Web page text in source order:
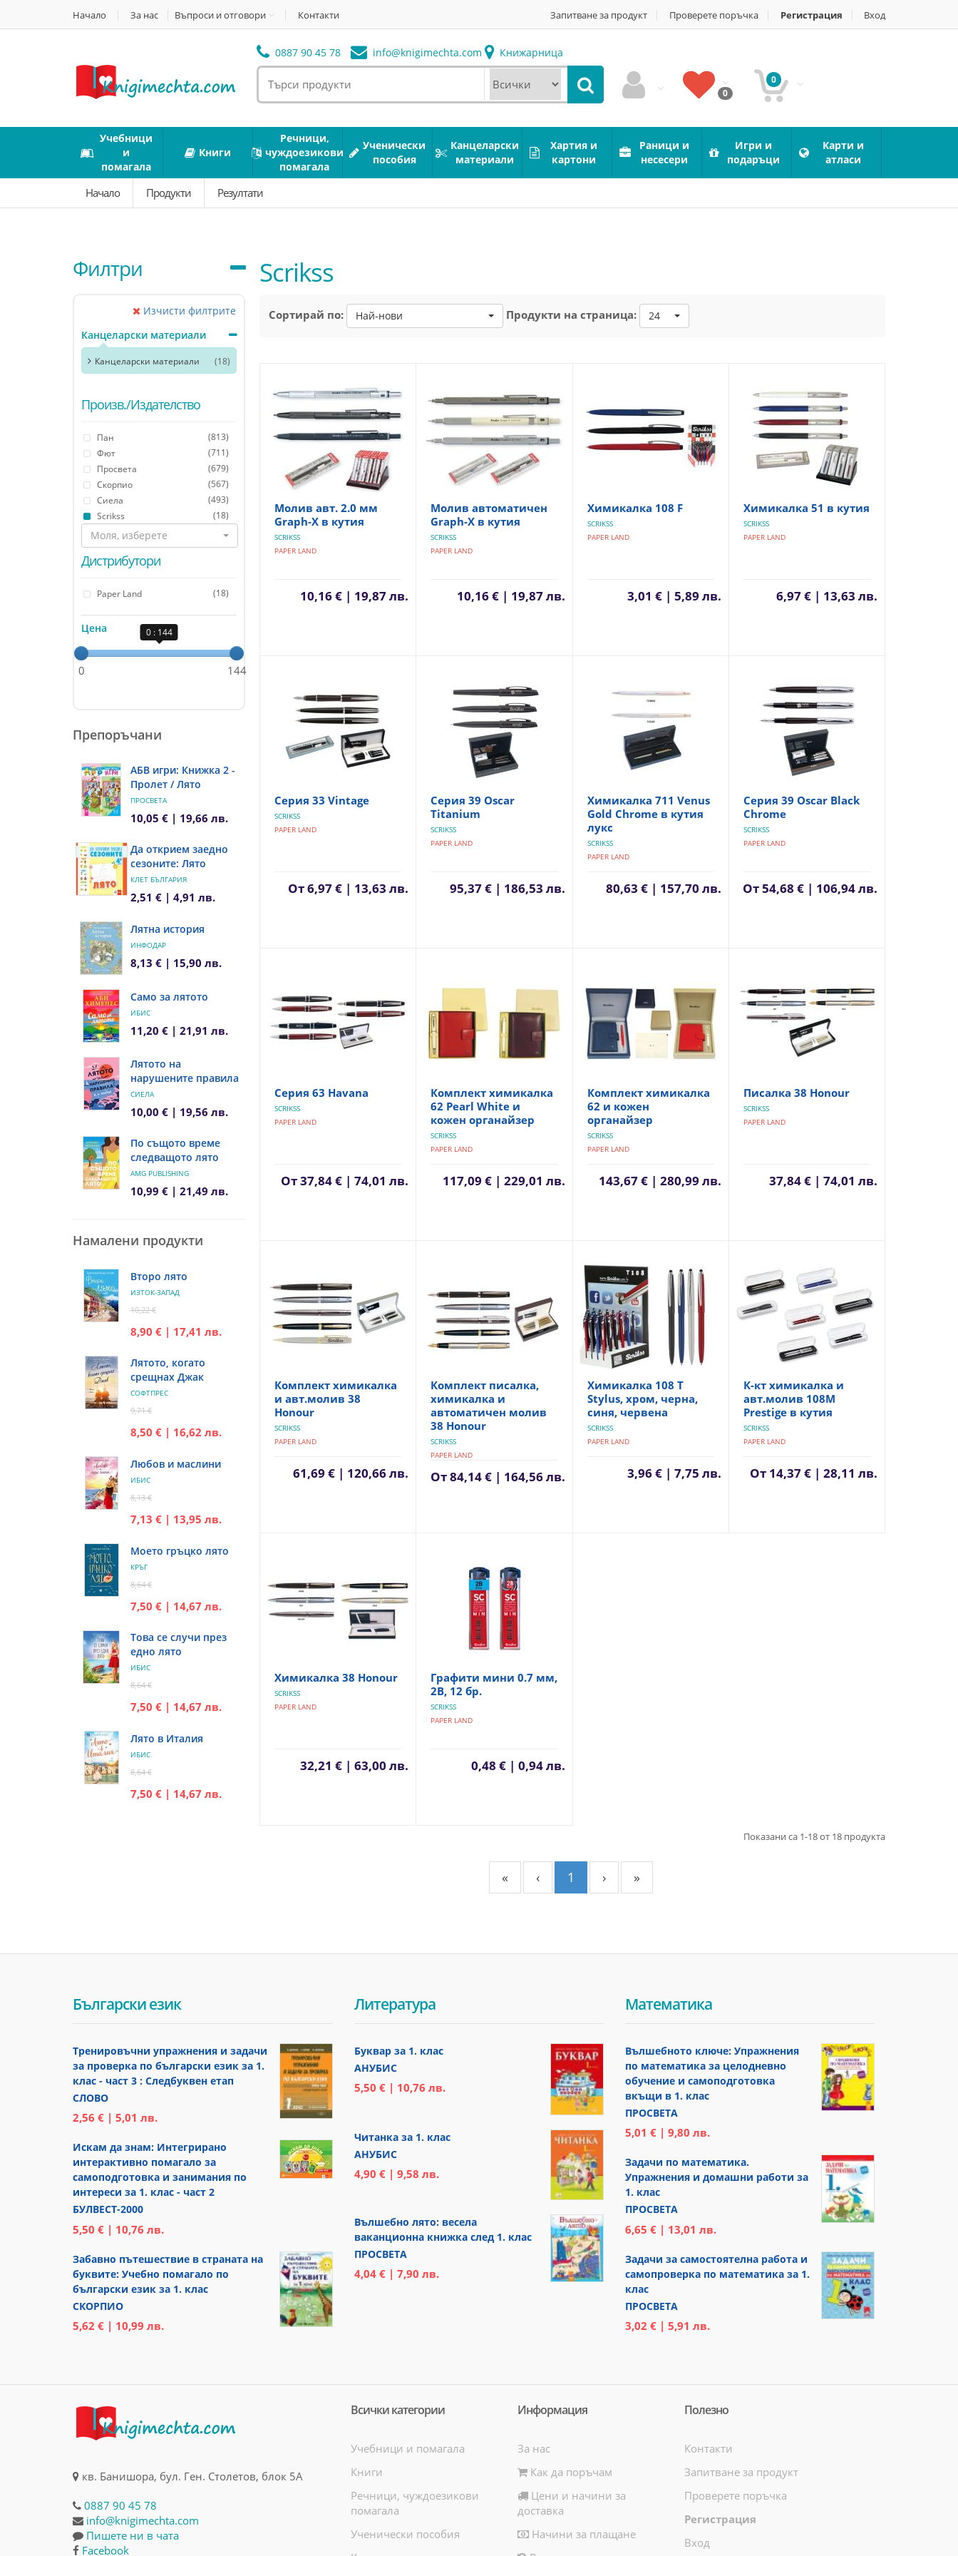
Начало За нас Въпроси и отговори Контакти Запитване за продукт Проверете поръчка Регистрация Вход
0887 90 45 78 info@knigimechta.com Книжарница
0
0
Учебници
и
помагала
Книги
Речници,
чуждоезикови
помагала
Ученически
пособия
Канцеларски
материали
Хартия и
картони
Раници и
несесери
Игри и
подаръци
Карти и
атласи
Начало Продукти Резултати
Филтри
Изчисти филтрите
Канцеларски материали
Канцеларски материали (18)
Произв./Издателство
Пан
(813)
Фют
(711)
Просвета
(679)
Скорпио
(567)
Сиела
(493)
Scrikss
(18)
Моля, изберете
Дистрибутори
Paper Land (18)
Цена 0 : 144
0 144
Препоръчани
АБВ игри: Книжка 2 -
Пролет / Лято
ПРОСВЕТА
10,05 € | 19,66 лв.
Да открием заедно
сезоните: Лято
КЛЕТ БЪЛГАРИЯ
2,51 € | 4,91 лв.
Лятна история
ИНФОДАР
8,13 € | 15,90 лв.
Само за лятото
ИБИС
11,20 € | 21,91 лв.
Лятото на
нарушените правила
СИЕЛА
10,00 € | 19,56 лв.
По същото време
следващото лято
AMG PUBLISHING
10,99 € | 21,49 лв.
Намалени продукти
Второ лято
ИЗТОК-ЗАПАД
10,22 €
8,90 € | 17,41 лв.
Лятото, когато
срещнах Джак
СОФТПРЕС
9,71 €
8,50 € | 16,62 лв.
Любов и маслини
ИБИС
8,13 €
7,13 € | 13,95 лв.
Моето гръцко лято
КРЪГ
8,64 €
7,50 € | 14,67 лв.
Това се случи през
едно лято
ИБИС
8,64 €
7,50 € | 14,67 лв.
Лято в Италия
ИБИС
8,64 €
7,50 € | 14,67 лв.
Scrikss
Сортирай по: Най-нови Продукти на страница: 24
Молив авт. 2.0 мм
Graph-X в кутия
SCRIKSS
PAPER LAND
10,16 € | 19,87 лв.
Молив автоматичен
Graph-X в кутия
SCRIKSS
PAPER LAND
10,16 € | 19,87 лв.
Химикалка 108 F
SCRIKSS
PAPER LAND
3,01 € | 5,89 лв.
Химикалка 51 в кутия
SCRIKSS
PAPER LAND
6,97 € | 13,63 лв.
Серия 33 Vintage
SCRIKSS
PAPER LAND
От6,97 € | 13,63 лв.
Серия 39 Oscar
Titanium
SCRIKSS
PAPER LAND
95,37 € | 186,53 лв.
Химикалка 711 Venus
Gold Chrome в кутия
лукс
SCRIKSS
PAPER LAND
80,63 € | 157,70 лв.
Серия 39 Oscar Black
Chrome
SCRIKSS
PAPER LAND
От54,68 € | 106,94 лв.
Серия 63 Havana
SCRIKSS
PAPER LAND
От37,84 € | 74,01 лв.
Комплект химикалка
62 Pearl White и
кожен органайзер
SCRIKSS
PAPER LAND
117,09 € | 229,01 лв.
Комплект химикалка
62 и кожен
органайзер
SCRIKSS
PAPER LAND
143,67 € | 280,99 лв.
Писалка 38 Honour
SCRIKSS
PAPER LAND
37,84 € | 74,01 лв.
Комплект химикалка
и авт.молив 38
Honour
SCRIKSS
PAPER LAND
61,69 € | 120,66 лв.
Комплект писалка,
химикалка и
автоматичен молив
38 Honour
SCRIKSS
PAPER LAND
От84,14 € | 164,56 лв.
Химикалка 108 T
Stylus, хром, черна,
синя, червена
SCRIKSS
PAPER LAND
3,96 € | 7,75 лв.
К-кт химикалка и
авт.молив 108M
Prestige в кутия
SCRIKSS
PAPER LAND
От 14,37 € | 28,11 лв.
Химикалка 38 Honour
SCRIKSS
PAPER LAND
32,21 € | 63,00 лв.
Графити мини 0.7 мм,
2В, 12 бр.
SCRIKSS
PAPER LAND
0,48 € | 0,94 лв.
Показани са 1-18 от 18 продукта
« ‹ 1 › »
Български език
Тренировъчни упражнения и задачи
за проверка по български език за 1.
клас - част 3 : Следбуквен етап
СЛОВО
2,56 € | 5,01 лв.
Искам да знам: Интегрирано
интерактивно помагало за
самоподготовка и занимания по
интереси за 1. клас - част 2
БУЛВЕСТ-2000
5,50 € | 10,76 лв.
Забавно пътешествие в страната на
буквите: Учебно помагало по
български език за 1. клас
СКОРПИО
5,62 € | 10,99 лв.
Литература
Буквар за 1. клас
АНУБИС
5,50 € | 10,76 лв.
Читанка за 1. клас
АНУБИС
4,90 € | 9,58 лв.
Вълшебно лято: весела
ваканционна книжка след 1. клас
ПРОСВЕТА
4,04 € | 7,90 лв.
Математика
Вълшебното ключе: Упражнения
по математика за целодневно
обучение и самоподготовка
вкъщи в 1. клас
ПРОСВЕТА
5,01 € | 9,80 лв.
Задачи по математика.
Упражнения и домашни работи за
1. клас
ПРОСВЕТА
6,65 € | 13,01 лв.
Задачи за самостоятелна работа и
самопроверка по математика за 1.
клас
ПРОСВЕТА
3,02 € | 5,91 лв.
кв. Банишора, бул. Ген. Столетов, блок 5А
0887 90 45 78
info@knigimechta.com
Пишете ни в чата
Facebook
Всички категории
Учебници и помагала
Книги
Речници, чуждоезикови
помагала
Ученически пособия
Информация
За нас
Как да поръчам
Цени и начини за
доставка
Начини за плащане
Полезно
Контакти
Запитване за продукт
Проверете поръчка
Регистрация
Вход